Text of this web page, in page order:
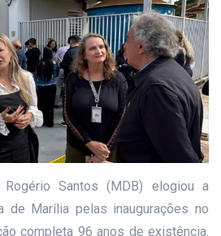
Santos (MDB) elogiou a
de Marília pelas inaugurações no
completa 96 anos de existência.